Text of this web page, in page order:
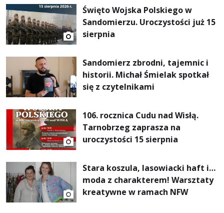
Święto Wojska Polskiego w
Sandomierzu. Uroczystości już 15
sierpnia
Sandomierz zbrodni, tajemnic i
historii. Michał Śmielak spotkał
się z czytelnikami
106. rocznica Cudu nad Wisłą.
Tarnobrzeg zaprasza na
uroczystości 15 sierpnia
Stara koszula, lasowiacki haft i…
moda z charakterem! Warsztaty
kreatywne w ramach NFW